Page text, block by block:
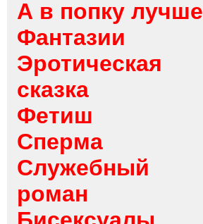
А в попку лучше
Фантазии
Эротическая
сказка
Фетиш
Сперма
Служебный
роман